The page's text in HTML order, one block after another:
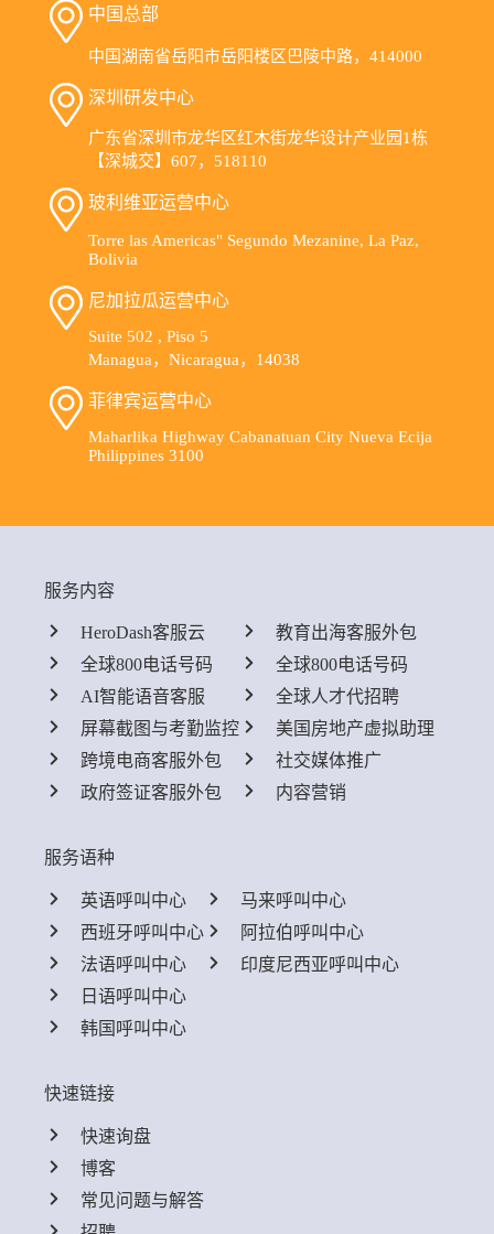
中国总部
中国湖南省岳阳市岳阳楼区巴陵中路，414000
深圳研发中心
广东省深圳市龙华区红木街龙华设计产业园1栋
【深城交】607，518110
玻利维亚运营中心
Torre las Americas" Segundo Mezanine, La Paz,
Bolivia
尼加拉瓜运营中心
Suite 502 , Piso 5
Managua，Nicaragua，14038
菲律宾运营中心
Maharlika Highway Cabanatuan City Nueva Ecija
Philippines 3100
服务内容
HeroDash客服云
全球800电话号码
AI智能语音客服
屏幕截图与考勤监控
跨境电商客服外包
政府签证客服外包
教育出海客服外包
全球800电话号码
全球人才代招聘
美国房地产虚拟助理
社交媒体推广
内容营销
服务语种
英语呼叫中心
西班牙呼叫中心
法语呼叫中心
日语呼叫中心
韩国呼叫中心
马来呼叫中心
阿拉伯呼叫中心
印度尼西亚呼叫中心
快速链接
快速询盘
博客
常见问题与解答